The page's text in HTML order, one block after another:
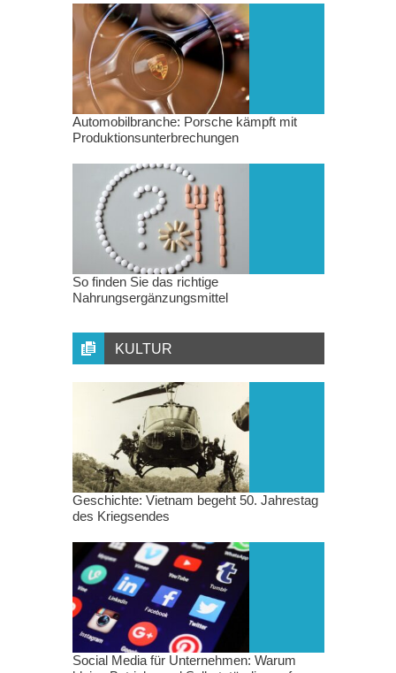
Automobilbranche: Porsche kämpft mit
Produktionsunterbrechungen
So finden Sie das richtige
Nahrungsergänzungsmittel
KULTUR
Geschichte: Vietnam begeht 50. Jahrestag
des Kriegsendes
Social Media für Unternehmen: Warum